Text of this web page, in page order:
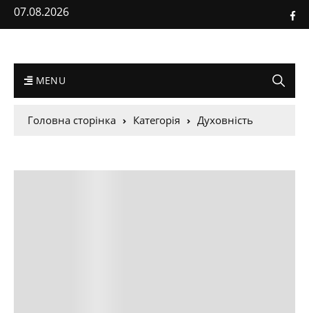
07.08.2026
MENU
Головна сторінка Категорія Духовність